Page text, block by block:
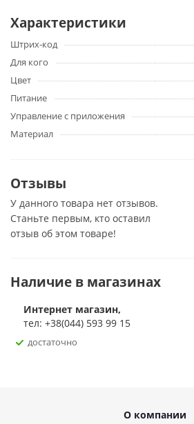
Реалистичный ULTRASKYN,
тела
Идеальный размер для удержания
Уникальная внутренняя текстура
Не содержит фталатов, безопасно
Длина: 15,2 см
Полезная длина: 14 см
Диаметр: 6,4 см
Характеристики
Штрих-код
Для кого
Цвет
Питание
Управление с приложения
Материал
Отзывы
У данного товара нет отзывов.
Станьте первым, кто оставил
отзыв об этом товаре!
Наличие в магазинах
Интернет магазин,
тел: +38(044) 593 99 15
достаточно
О компании